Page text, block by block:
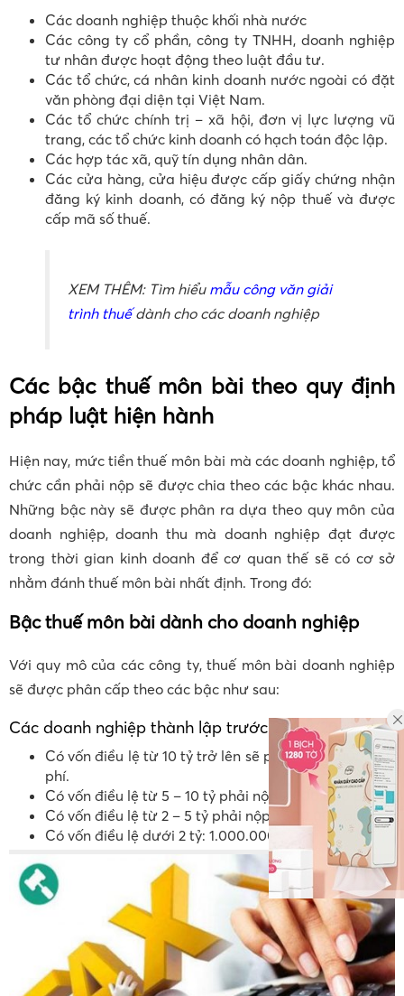
Các doanh nghiệp thuộc khối nhà nước
Các công ty cổ phần, công ty TNHH, doanh nghiệp
tư nhân được hoạt động theo luật đầu tư.
Các tổ chức, cá nhân kinh doanh nước ngoài có đặt
văn phòng đại diện tại Việt Nam.
Các tổ chức chính trị – xã hội, đơn vị lực lượng vũ
trang, các tổ chức kinh doanh có hạch toán độc lập.
Các hợp tác xã, quỹ tín dụng nhân dân.
Các cửa hàng, cửa hiệu được cấp giấy chứng nhận
đăng ký kinh doanh, có đăng ký nộp thuế và được
cấp mã số thuế.
XEM THÊM: Tìm hiểu mẫu công văn giải
trình thuếdành cho các doanh nghiệp
Các bậc thuế môn bài theo quy định
pháp luật hiện hành
Hiện nay, mức tiền thuế môn bài mà các doanh nghiệp, tổ
chức cần phải nộp sẽ được chia theo các bậc khác nhau.
Những bậc này sẽ được phân ra dựa theo quy môn của
doanh nghiệp, doanh thu mà doanh nghiệp đạt được
trong thời gian kinh doanh để cơ quan thế sẽ có cơ sở
nhằm đánh thuế môn bài nhất định. Trong đó:
Bậc thuế môn bài dành cho doanh nghiệp
Với quy mô của các công ty, thuế môn bài doanh nghiệp
sẽ được phân cấp theo các bậc như sau:
Các doanh nghiệp thành lập trước 25/02/2020
Có vốn điều lệ từ 10 tỷ trở lên sẽ phải nộp 3.000.000
phí.
Có vốn điều lệ từ 5 – 10 tỷ phải nộp 2.000.000 phí
Có vốn điều lệ từ 2 – 5 tỷ phải nộp 1.500.000 phí
Có vốn điều lệ dưới 2 tỷ: 1.000.000